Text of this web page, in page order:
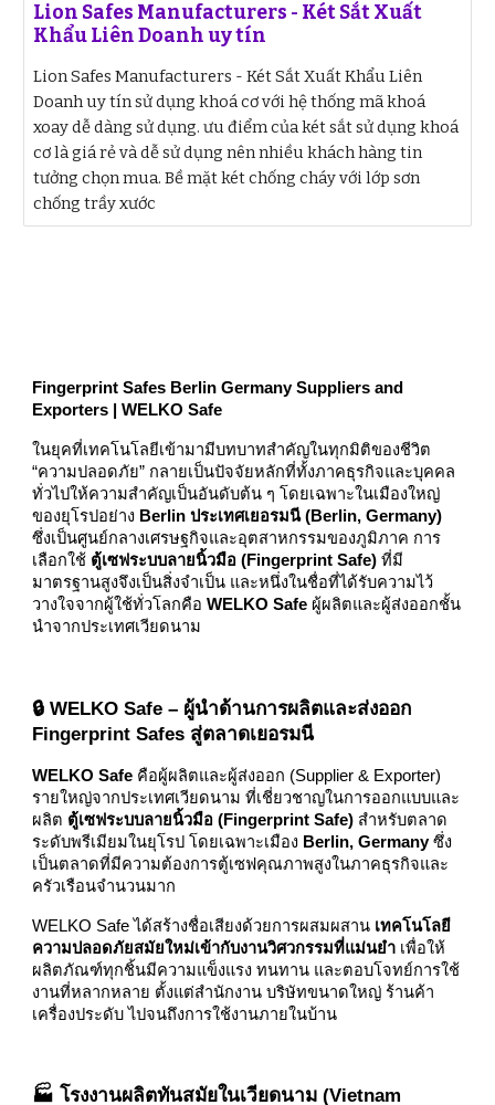
Lion Safes Manufacturers - Két Sắt Xuất
Khẩu Liên Doanh uy tín
Lion Safes Manufacturers - Két Sắt Xuất Khẩu Liên
Doanh uy tín sử dụng khoá cơ với hệ thống mã khoá
xoay dễ dàng sử dụng. ưu điểm của két sắt sử dụng khoá
cơ là giá rẻ và dễ sử dụng nên nhiều khách hàng tin
tưởng chọn mua. Bề mặt két chống cháy với lớp sơn
chống trầy xước
Fingerprint Safes Berlin Germany Suppliers and
Exporters | WELKO Safe
ในยุคที่เทคโนโลยีเข้ามามีบทบาทสำคัญในทุกมิติของชีวิต
“ความปลอดภัย” กลายเป็นปัจจัยหลักที่ทั้งภาคธุรกิจและบุคคล
ทั่วไปให้ความสำคัญเป็นอันดับต้น ๆ โดยเฉพาะในเมืองใหญ่
ของยุโรปอย่าง Berlin ประเทศเยอรมนี (Berlin, Germany)
ซึ่งเป็นศูนย์กลางเศรษฐกิจและอุตสาหกรรมของภูมิภาค การ
เลือกใช้ ตู้เซฟระบบลายนิ้วมือ (Fingerprint Safe) ที่มี
มาตรฐานสูงจึงเป็นสิ่งจำเป็น และหนึ่งในชื่อที่ได้รับความไว้
วางใจจากผู้ใช้ทั่วโลกคือWELKO Safe ผู้ผลิตและผู้ส่งออกชั้น
นำจากประเทศเวียดนาม
🔒 WELKO Safe – ผู้นำด้านการผลิตและส่งออก
Fingerprint Safes สู่ตลาดเยอรมนี
WELKO Safe คือผู้ผลิตและผู้ส่งออก (Supplier & Exporter)
รายใหญ่จากประเทศเวียดนาม ที่เชี่ยวชาญในการออกแบบและ
ผลิต ตู้เซฟระบบลายนิ้วมือ (Fingerprint Safe) สำหรับตลาด
ระดับพรีเมียมในยุโรป โดยเฉพาะเมือง Berlin, Germanyซึ่ง
เป็นตลาดที่มีความต้องการตู้เซฟคุณภาพสูงในภาคธุรกิจและ
ครัวเรือนจำนวนมาก
WELKO Safe ได้สร้างชื่อเสียงด้วยการผสมผสาน เทคโนโลยี
ความปลอดภัยสมัยใหม่เข้ากับงานวิศวกรรมที่แม่นยำ เพื่อให้
ผลิตภัณฑ์ทุกชิ้นมีความแข็งแรง ทนทาน และตอบโจทย์การใช้
งานที่หลากหลาย ตั้งแต่สำนักงาน บริษัทขนาดใหญ่ ร้านค้า
เครื่องประดับ ไปจนถึงการใช้งานภายในบ้าน
🏭 โรงงานผลิตทันสมัยในเวียดนาม (Vietnam